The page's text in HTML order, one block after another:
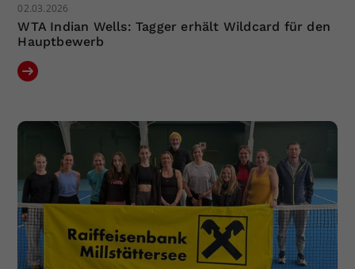
02.03.2026
WTA Indian Wells: Tagger erhält Wildcard für den
Hauptbewerb